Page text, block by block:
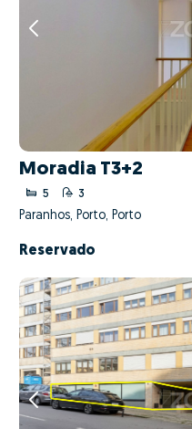
Moradia T3+2
5 3
Paranhos, Porto, Porto
Reservado